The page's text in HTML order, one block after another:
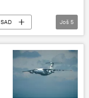
SAD
sastanak
Još 5